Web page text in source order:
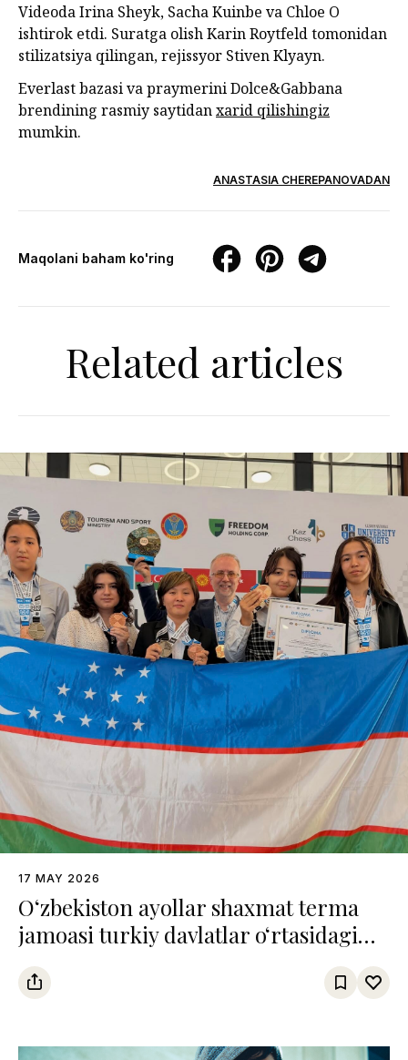
Videoda Irina Sheyk, Sacha Kuinbe va Chloe O
ishtirok etdi. Suratga olish Karin Roytfeld tomonidan
stilizatsiya qilingan, rejissyor Stiven Klyayn.
Everlast bazasi va praymerini Dolce&Gabbana
brendining rasmiy saytidanxarid qilishingiz
mumkin.
ANASTASIA CHEREPANOVADAN
Maqolani baham ko'ring
Related articles
17 MAY 2026
O‘zbekiston ayollar shaxmat terma
jamoasi turkiy davlatlar o‘rtasidagi
chempionatda uchinchi o‘rinni
egalladi